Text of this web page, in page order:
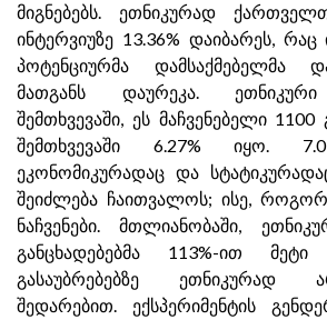
მიგნებებს. ეთნიკურად
ინტერვიუზე 13.36% დაიბარეს, რაც
პოტენციურმა დამსაქმებელმა
მათგანს დაურეკა. ეთნიკური
შემთხვევაში, ეს მაჩვენებელი 1100
შემთხვევაში 6.27% იყო.
ეკონომიკურადაც და
შეიძლება ჩაითვალოს; ისე,
ნაჩვენები. მთლიანობაში,
განცხადებებმა 113%-ით
გასაუბრებებზე ეთნიკურად
შედარებით. ექსპერიმენტის